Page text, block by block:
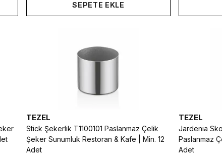
SEPETE EKLE
TEZEL
Stick Şekerlik T1100101 Paslanmaz Çelik
Şeker Sunumluk Restoran & Kafe | Min. 12
Adet
TEZEL
Jardenia
Paslanmaz
Adet